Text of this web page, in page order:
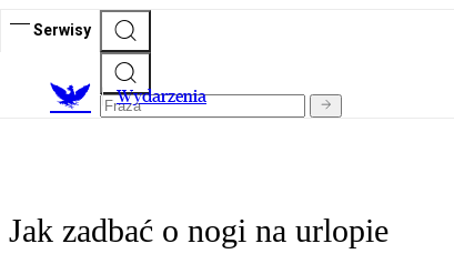
Serwisy
Wydarzenia
Jak zadbać o nogi na urlopie